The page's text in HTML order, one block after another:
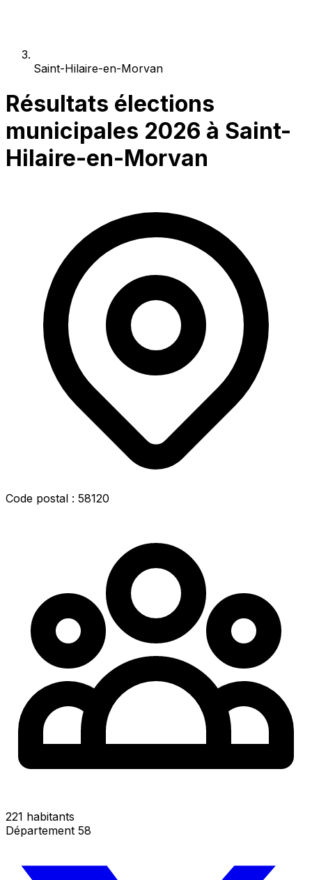
Saint-Hilaire-en-Morvan
Résultats élections
municipales 2026 à Saint-
Hilaire-en-Morvan
Code postal : 58120
221 habitants
Département 58